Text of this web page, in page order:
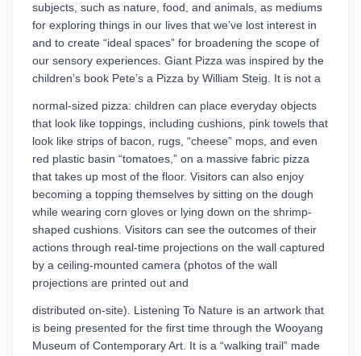
subjects, such as nature, food, and animals, as mediums
for exploring things in our lives that we’ve lost interest in
and to create “ideal spaces” for broadening the scope of
our sensory experiences. Giant Pizza was inspired by the
children’s book Pete’s a Pizza by William Steig. It is not a
normal-sized pizza: children can place everyday objects
that look like toppings, including cushions, pink towels that
look like strips of bacon, rugs, “cheese” mops, and even
red plastic basin “tomatoes,” on a massive fabric pizza
that takes up most of the floor. Visitors can also enjoy
becoming a topping themselves by sitting on the dough
while wearing corn gloves or lying down on the shrimp-
shaped cushions. Visitors can see the outcomes of their
actions through real-time projections on the wall captured
by a ceiling-mounted camera (photos of the wall
projections are printed out and
distributed on-site). Listening To Nature is an artwork that
is being presented for the first time through the Wooyang
Museum of Contemporary Art. It is a “walking trail” made